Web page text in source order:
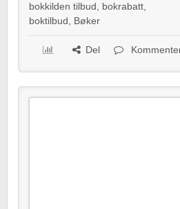
bokkilden tilbud , bokrabatt,
boktilbud , Bøker
Del